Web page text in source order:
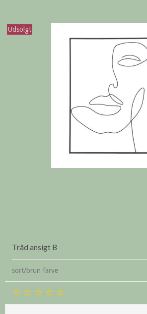
Udsolgt
Tråd ansigt B
sort/brun farve